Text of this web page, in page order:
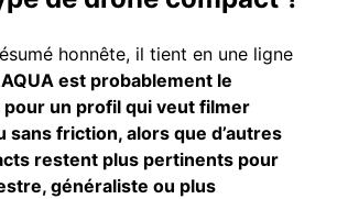
honnête, il tient en une ligne
est probablement le
un profil qui veut filmer
sans friction, alors que d’autres
restent plus pertinents pour
généraliste ou plus